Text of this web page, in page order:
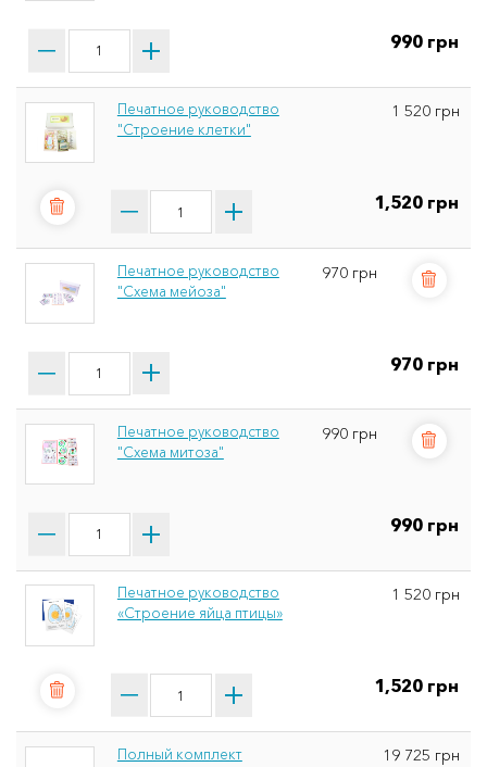
990 грн
Печатное руководство
"Строение клетки"
1 520 грн
1,520 грн
Печатное руководство
"Схема мейоза"
970 грн
970 грн
Печатное руководство
"Схема митоза"
990 грн
990 грн
Печатное руководство
«Строение яйца птицы»
1 520 грн
1,520 грн
Полный комплект
19 725 грн